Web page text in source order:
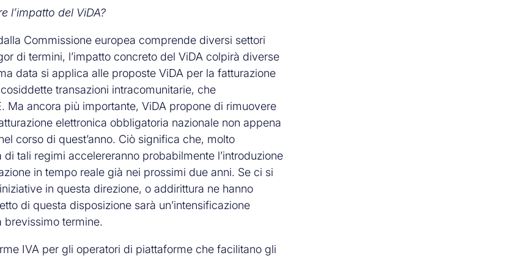
l’impatto del ViDA?
Commissione europea comprende diversi settori
di termini, l’impatto concreto del ViDA colpirà diverse
data si applica alle proposte ViDA per la fatturazione
transazioni intracomunitarie, che
Ma ancora più importante, ViDA propone di rimuovere
elettronica obbligatoria nazionale non appena
corso di quest’anno. Ciò significa che, molto
tali regimi accelereranno probabilmente l’introduzione
in tempo reale già nei prossimi due anni. Se ci si
in questa direzione, o addirittura ne hanno
di questa disposizione sarà un’intensificazione
brevissimo termine.
IVA per gli operatori di piattaforme che facilitano gli